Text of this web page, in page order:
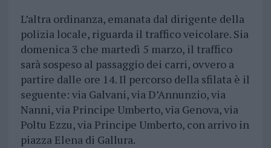
L’altra ordinanza, emanata dal dirigente della
polizia locale, riguarda il traffico veicolare. Sia
domenica 3 che martedì 5 marzo, il traffico
sarà sospeso al passaggio dei carri, ovvero a
partire dalle ore 14. Il percorso della sfilata è il
seguente: via Galvani, via D’Annunzio, via
Nanni, via Principe Umberto, via Genova, via
Poltu Ezzu, via Principe Umberto, con arrivo in
piazza Elena di Gallura.